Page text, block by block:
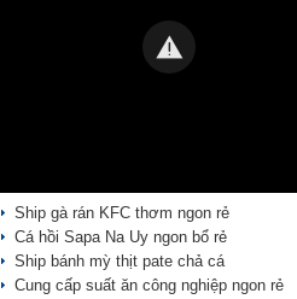
Ship gà rán KFC thơm ngon rẻ
Cá hồi Sapa Na Uy ngon bổ rẻ
Ship bánh mỳ thịt pate chả cá
Cung cấp suất ăn công nghiệp ngon rẻ